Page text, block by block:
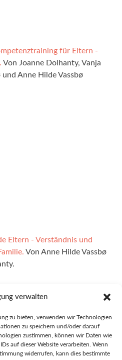
verwalten
zu bieten, verwenden wir Technologien
zu speichern und/oder darauf
zustimmen, können wir Daten wie
auf dieser Website verarbeiten. Wenn
widerrufen, kann dies bestimmte
für Eltern -
Von Joanne Dolhanty, Vanja
Anne Hilde Vassbø
Eltern - Verständnis und
Von Anne Hilde Vassbø
Bereiche der
von Explorable
Oskar Blakstad unseren Dank